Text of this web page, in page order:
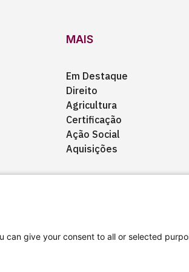
MAIS
Em Destaque
Direito
Agricultura
Certificação
Ação Social
Aquisições
give your consent to all or selected